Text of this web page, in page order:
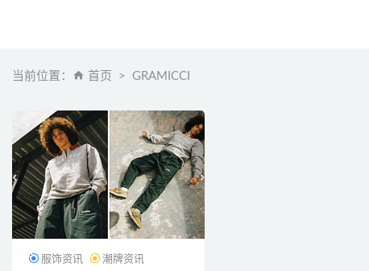
当前位置： 首页 GRAMICCI
服饰资讯 潮牌资讯